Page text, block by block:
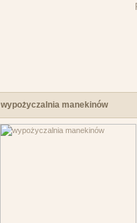
wypożyczalnia manekinów